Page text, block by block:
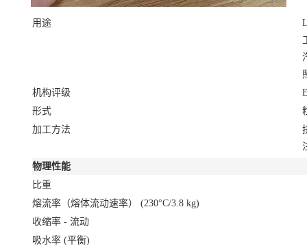
用途
机构评级
形式
加工方法
物理性能
比重
熔流率（熔体流动速率） (230°C/3.8 kg)
收缩率 - 流动
吸水率 (平衡)